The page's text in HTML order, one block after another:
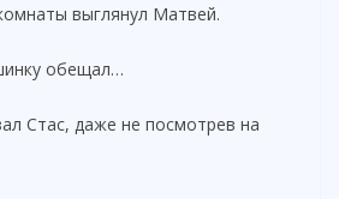
выглянул Матвей.
обещал…
Стас, даже не посмотрев на